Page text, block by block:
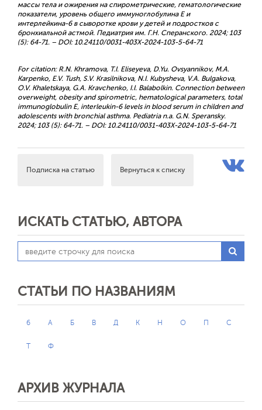
массы тела и ожирения на спирометрические, гематологические
показатели, уровень общего иммуноглобулина Е и
интерлейкина-6 в сыворотке крови у детей и подростков с
бронхиальной астмой. Педиатрия им. Г.Н. Сперанского. 2024; 103
(5): 64-71. – DOI: 10.24110/0031-403X-2024-103-5-64-71
For citation: R.N. Khramova, T.I. Eliseyeva, D.Yu. Ovsyannikov, M.A.
Karpenko, E.V. Tush, S.V. Krasilnikova, N.I. Kubysheva, V.A. Bulgakova,
O.V. Khaletskaya, G.A. Kravchenko, I.I. Balabolkin. Connection between
overweight, obesity and spirometric, hematological parameters, total
immunoglobulin E, interleukin-6 levels in blood serum in children and
adolescents with bronchial asthma. Pediatria n.a. G.N. Speransky.
2024; 103 (5): 64-71. – DOI: 10.24110/0031-403X-2024-103-5-64-71
Подписка на статью Вернуться к списку
ИСКАТЬ СТАТЬЮ, АВТОРА
СТАТЬИ ПО НАЗВАНИЯМ
6 А Б В Д К Н О П С
Т Ф
АРХИВ ЖУРНАЛА